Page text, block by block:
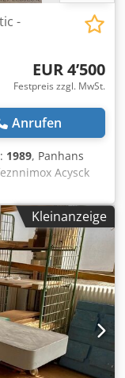
-
EUR 4’500
Festpreis zzgl. MwSt.
Anrufen
1989, Panhans
Acysck
1600
2800 mm
Gewicht: netto
4
top
- sofort
Kleinanzeige